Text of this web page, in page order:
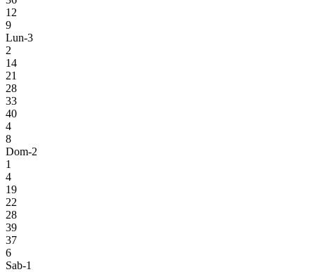
12
9
Lun-3
2
14
21
28
33
40
4
8
Dom-2
1
4
19
22
28
39
37
6
Sab-1